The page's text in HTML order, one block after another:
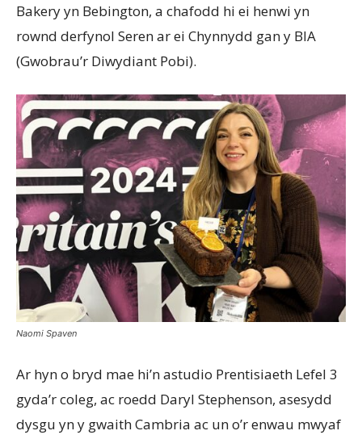
Bakery yn Bebington, a chafodd hi ei henwi yn
rownd derfynol Seren ar ei Chynnydd gan y BIA
(Gwobrau’r Diwydiant Pobi).
Naomi Spaven
Ar hyn o bryd mae hi’n astudio Prentisiaeth Lefel 3
gyda’r coleg, ac roedd Daryl Stephenson, asesydd
dysgu yn y gwaith Cambria ac un o’r enwau mwyaf